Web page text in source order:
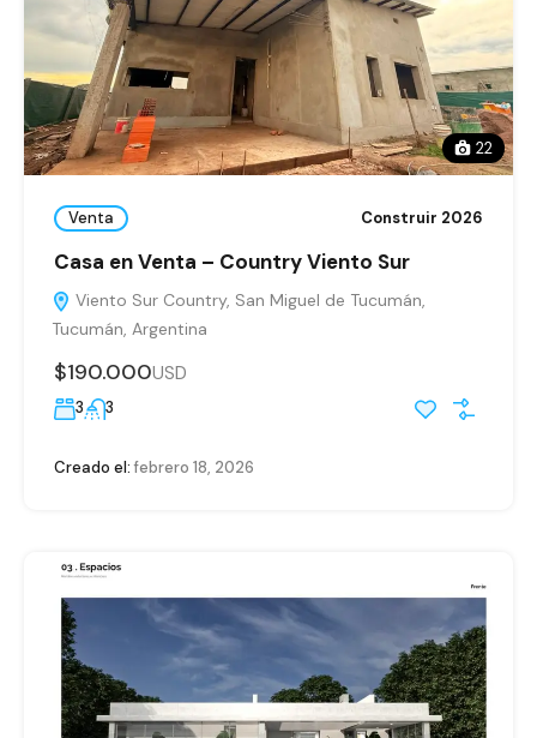
22
Venta Construir 2026
Casa en Venta – Country Viento Sur
Viento Sur Country, San Miguel de Tucumán,
Tucumán, Argentina
$190.000USD
3 3
Creado el:febrero 18, 2026